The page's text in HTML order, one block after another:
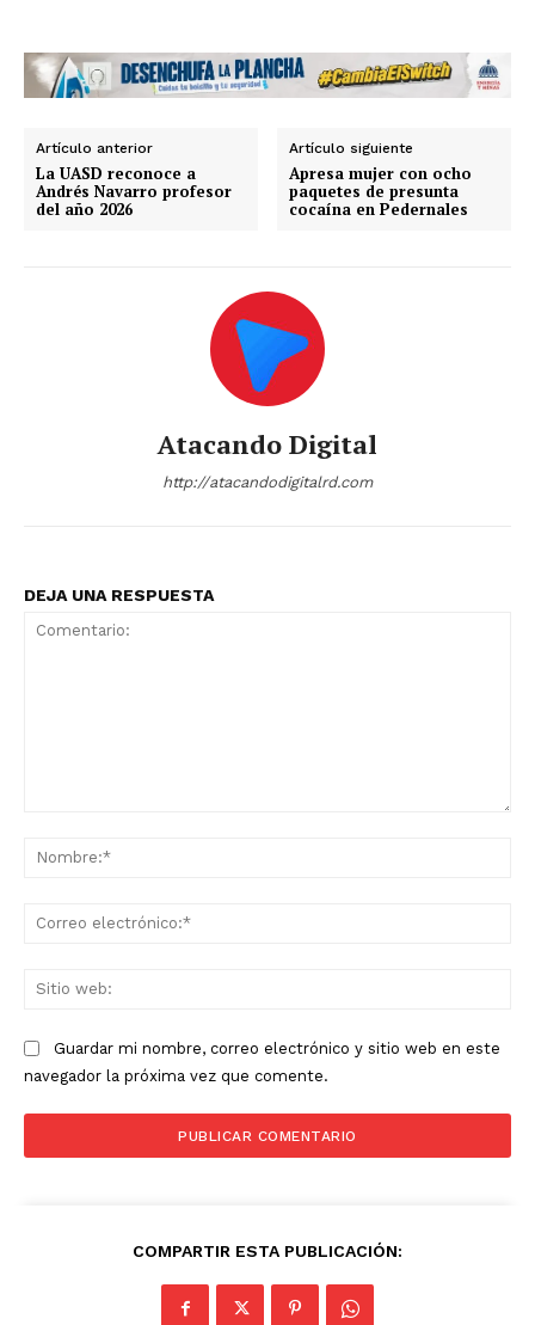
Artículo anterior
La UASD reconoce a
Andrés Navarro profesor
del año 2026
Artículo siguiente
Apresa mujer con ocho
paquetes de presunta
cocaína en Pedernales
Atacando Digital
http://atacandodigitalrd.com
DEJA UNA RESPUESTA
Guardar mi nombre, correo electrónico y sitio web en este
navegador la próxima vez que comente.
COMPARTIR ESTA PUBLICACIÓN: